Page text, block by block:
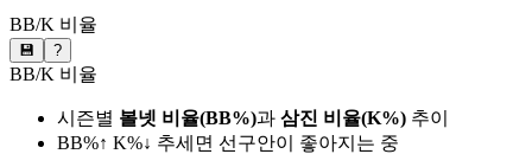
BB/K 비율
💾 ?
BB/K 비율
시즌별 볼넷 비율(BB%)과 삼진 비율(K%) 추이
BB%↑ K%↓ 추세면 선구안이 좋아지는 중